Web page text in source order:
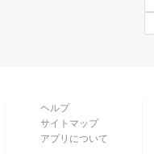
ヘルプ
サイトマップ
アプリについて